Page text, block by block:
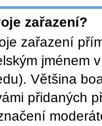
zařazení?
zařazení
jménem
Většina
přidaných